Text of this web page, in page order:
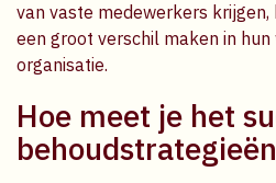
van vaste medewerkers krijgen,
een groot verschil maken in
organisatie.
Hoe meet je het